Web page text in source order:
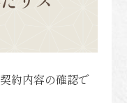
約内容の確認で